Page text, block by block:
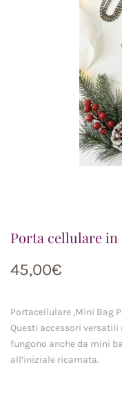
Porta cellulare in
45,00€
Portacellulare ,Mini Bag
Questi accessori
fungono anche da mini
all’iniziale ricamata.